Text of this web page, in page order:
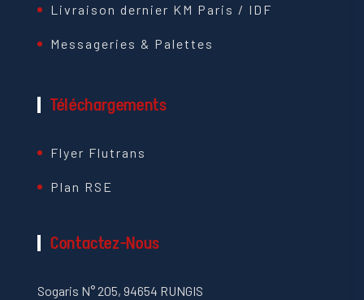
Livraison dernier KM Paris / IDF
Messageries & Palettes
Téléchargements
Flyer Flutrans
Plan RSE
Contactez-Nous
Sogaris N° 205, 94654 RUNGIS